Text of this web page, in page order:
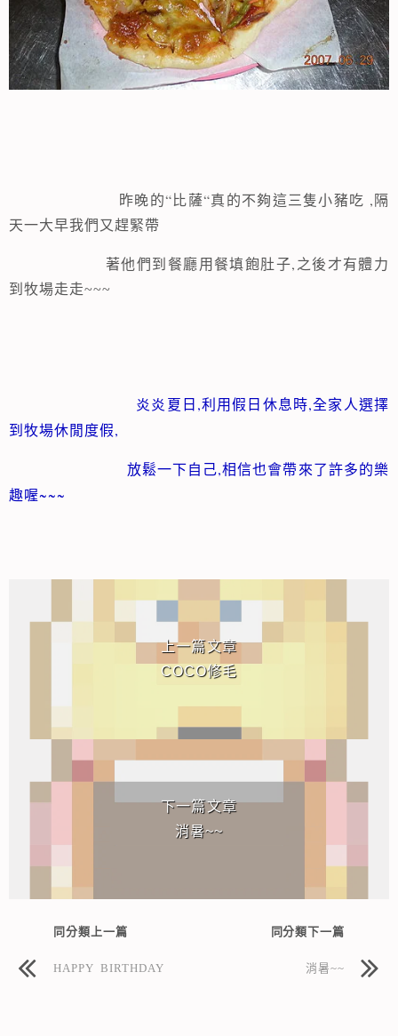
昨晚的“ 比薩“真的不夠這三隻小豬吃 , 隔
天一大早我們又趕緊帶
著他們到餐廳用餐填飽肚子, 之後才有體力
到牧場走走~~~
炎炎夏日,利用假日休息時,全家人選擇
到牧場休閒度假,
放鬆一下自己,相信也會帶來了許多的樂
趣喔~~~
上一篇文章
COCO修毛
下一篇文章
消暑~~
同分類上一篇
HAPPY BIRTHDAY
同分類下一篇
消暑~~